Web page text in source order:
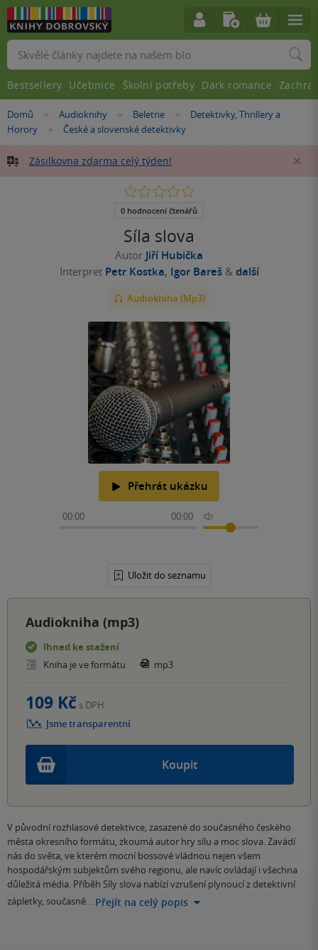
Nacházíte
se
Domů »Audioknihy »Beletrie »Detektivky, Thrillery a
Horory
»
České a slovenské detektivky
Zásilkovna zdarma celý týden!
Síla slova
Autor Jiří Hubička
Interpret Petr Kostka, Igor Bareš & další
Audiokniha (Mp3)
Přehrát ukázku
00:00 00:00
Uložit do seznamu
0.0
5
0 hodnocení čtenářů
Audiokniha (mp3)
Ihned ke stažení
Kniha je ve formátu
mp3
Koupit
109 Kč s DPH
Jsme transparentní
V původní rozhlasové detektivce, zasazené do současného českého
města okresního formátu, zkoumá autor hry sílu a moc slova. Zavádí
nás do světa, ve kterém mocní bossové vládnou nejen všem
hospodářským subjektům svého regionu, ale navíc ovládají i všechna
důležitá média. Příběh Síly slova nabízí vzrušení plynoucí z detektivní
zápletky, současně… Přejít na celý popis
Vyhledávání
Bestsellery Učebnice Školní potřeby Dark romance